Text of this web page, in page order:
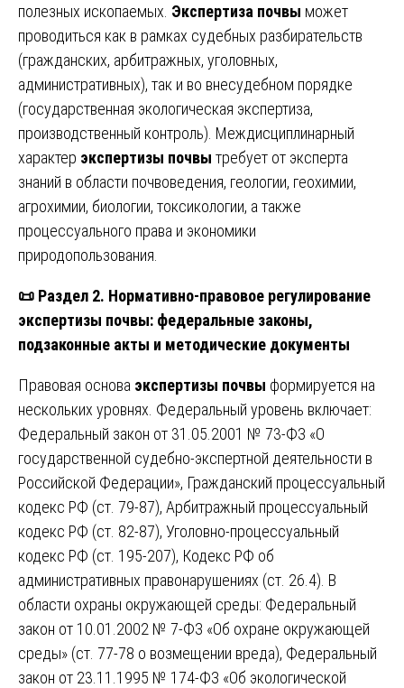
полезных ископаемых. Экспертиза почвы может
проводиться как в рамках судебных разбирательств
(гражданских, арбитражных, уголовных,
административных), так и во внесудебном порядке
(государственная экологическая экспертиза,
производственный контроль). Междисциплинарный
характер экспертизы почвы требует от эксперта
знаний в области почвоведения, геологии, геохимии,
агрохимии, биологии, токсикологии, а также
процессуального права и экономики
природопользования.
📜 Раздел 2. Нормативно-правовое регулирование
экспертизы почвы: федеральные законы,
подзаконные акты и методические документы
Правовая основа экспертизы почвы формируется на
нескольких уровнях. Федеральный уровень включает:
Федеральный закон от 31.05.2001 № 73-ФЗ «О
государственной судебно-экспертной деятельности в
Российской Федерации», Гражданский процессуальный
кодекс РФ (ст. 79-87), Арбитражный процессуальный
кодекс РФ (ст. 82-87), Уголовно-процессуальный
кодекс РФ (ст. 195-207), Кодекс РФ об
административных правонарушениях (ст. 26.4). В
области охраны окружающей среды: Федеральный
закон от 10.01.2002 № 7-ФЗ «Об охране окружающей
среды» (ст. 77-78 о возмещении вреда), Федеральный
закон от 23.11.1995 № 174-ФЗ «Об экологической